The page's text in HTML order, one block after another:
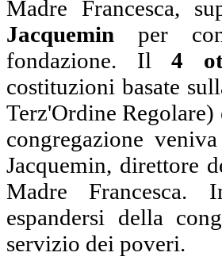
Madre Francesca,
Jacquemin per
fondazione. Il4
costituzioni basate
Terz'Ordine Regolare)
congregazione
Jacquemin, direttore
Madre Francesca.
espandersi della
servizio dei poveri.